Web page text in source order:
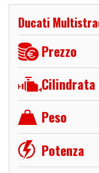
Ducati
Prezzo
Cilindrata
Peso
Potenza